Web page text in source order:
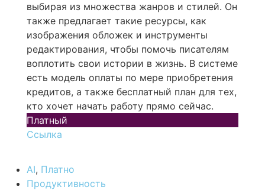
выбирая из множества жанров и стилей. Он
также предлагает такие ресурсы, как
изображения обложек и инструменты
редактирования, чтобы помочь писателям
воплотить свои истории в жизнь. В системе
есть модель оплаты по мере приобретения
кредитов, а также бесплатный план для тех,
кто хочет начать работу прямо сейчас.
Платный
Ссылка
AI, Платно
Продуктивность